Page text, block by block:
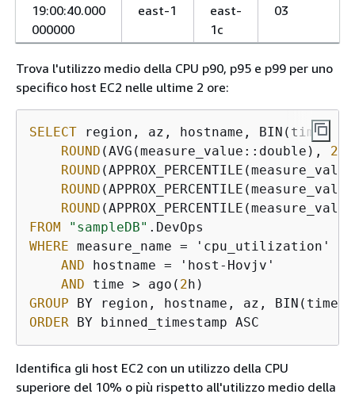
19:00:40.000
000000
east-1
east-
1c
03
Trova l'utilizzo medio della CPU p90, p95 e p99 per uno
specifico host EC2 nelle ultime 2 ore:
SELECT region, az, hostname, BIN(time,
ROUND (AVG(measure_value::double), 2
ROUND
ROUND
ROUND
FROM
"sampleDB"
WHERE measure_name = 'cpu_utilization'
AND hostname = 'host-Hovjv'
AND time > ago( 2
GROUP BY region, hostname, az, BIN(time,
ORDER BY binned_timestamp ASC
Identifica gli host EC2 con un utilizzo della CPU
superiore del 10% o più rispetto all'utilizzo medio della